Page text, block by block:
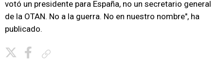
votó un presidente para España, no un secretario general
de la OTAN. No a la guerra. No en nuestro nombre", ha
publicado.